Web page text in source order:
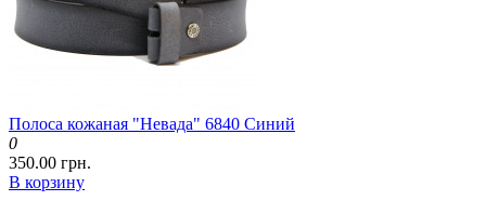
Полоса кожаная "Невада" 6840 Синий
0
350.00 грн.
В корзину